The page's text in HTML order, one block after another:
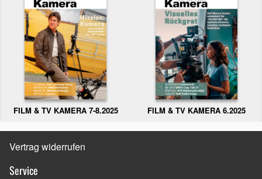
FILM & TV KAMERA 7-8.2025 FILM & TV KAMERA 6.2025
Vertrag widerrufen
Service